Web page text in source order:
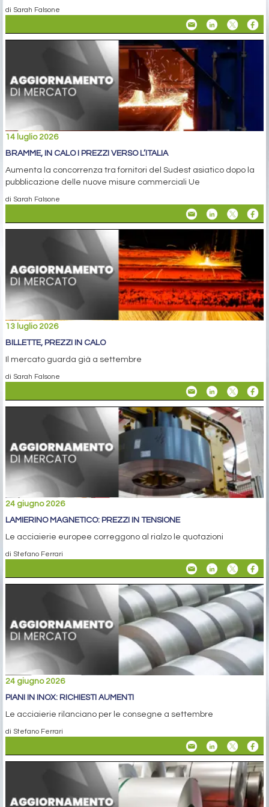
di Sarah Falsone
14 luglio 2026
BRAMME, IN CALO I PREZZI VERSO L’ITALIA
Aumenta la concorrenza tra fornitori del Sudest asiatico dopo la
pubblicazione delle nuove misure commerciali Ue
di Sarah Falsone
13 luglio 2026
BILLETTE, PREZZI IN CALO
Il mercato guarda già a settembre
di Sarah Falsone
24 giugno 2026
LAMIERINO MAGNETICO: PREZZI IN TENSIONE
Le acciaierie europee correggono al rialzo le quotazioni
di Stefano Ferrari
24 giugno 2026
PIANI IN INOX: RICHIESTI AUMENTI
Le acciaierie rilanciano per le consegne a settembre
di Stefano Ferrari